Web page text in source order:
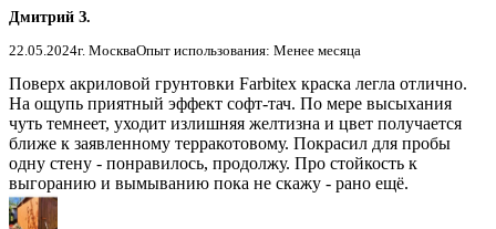
Дмитрий З.
22.05.2024г. МоскваОпыт использования: Менее месяца
Поверх акриловой грунтовки Farbitex краска легла отлично.
На ощупь приятный эффект софт-тач. По мере высыхания
чуть темнеет, уходит излишняя желтизна и цвет получается
ближе к заявленному терракотовому. Покрасил для пробы
одну стену - понравилось, продолжу. Про стойкость к
выгоранию и вымыванию пока не скажу - рано ещё.